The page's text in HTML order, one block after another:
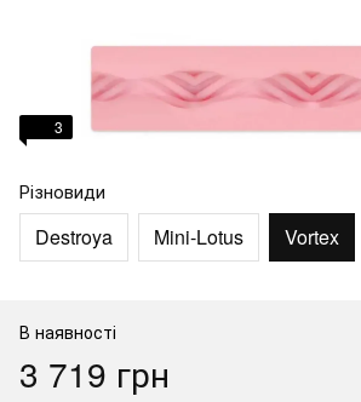
3
Різновиди
Destroya Mini-Lotus Vortex
В наявності
3 719 грн